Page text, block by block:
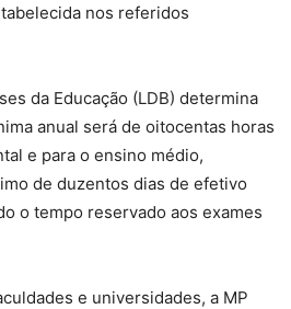
nos referidos
da Educação (LDB) determina
anual será de oitocentas horas
e para o ensino médio,
de duzentos dias de efetivo
o tempo reservado aos exames
e universidades, a MP